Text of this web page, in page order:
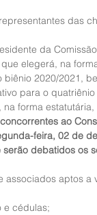
das
elegerá, na
biênio 2020/2021,
para o
forma
ao
feira, 02 de
debatidos os
e cédulas;